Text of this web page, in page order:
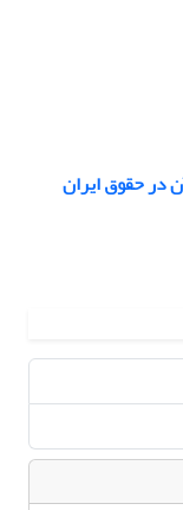
در حقوق ایران